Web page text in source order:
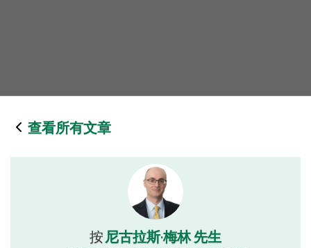
查看所有文章
按 尼古拉斯·梅林 先生